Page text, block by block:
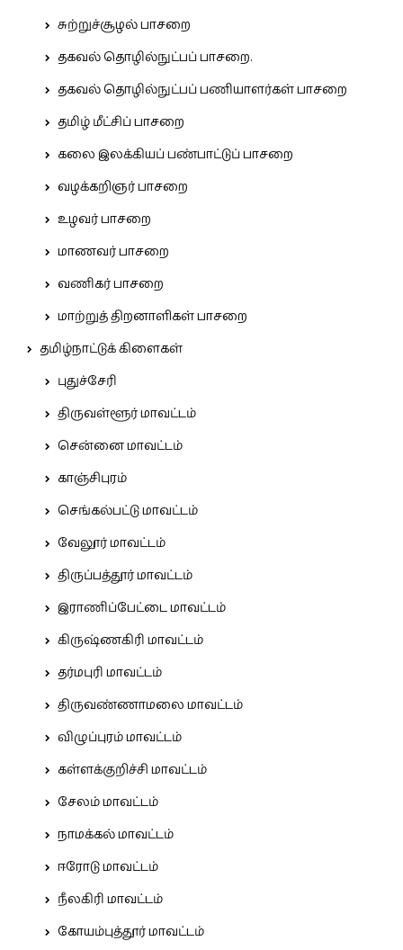
சுற்றுச்சூழல் பாசறை
தகவல் தொழில்நுட்பப் பாசறை.
தகவல் தொழில்நுட்பப் பணியாளர்கள் பாசறை
தமிழ் மீட்சிப் பாசறை
கலை இலக்கியப் பண்பாட்டுப் பாசறை
வழக்கறிஞர் பாசறை
உழவர் பாசறை
மாணவர் பாசறை
வணிகர் பாசறை
மாற்றுத் திறனாளிகள் பாசறை
தமிழ்நாட்டுக் கிளைகள்
புதுச்சேரி
திருவள்ளூர் மாவட்டம்
சென்னை மாவட்டம்
காஞ்சிபுரம்
செங்கல்பட்டு மாவட்டம்
வேலூர் மாவட்டம்
திருப்பத்தூர் மாவட்டம்
இராணிப்பேட்டை மாவட்டம்
கிருஷ்ணகிரி மாவட்டம்
தர்மபுரி மாவட்டம்
திருவண்ணாமலை மாவட்டம்
விழுப்புரம் மாவட்டம்
கள்ளக்குறிச்சி மாவட்டம்
சேலம் மாவட்டம்
நாமக்கல் மாவட்டம்
ஈரோடு மாவட்டம்
நீலகிரி மாவட்டம்
கோயம்புத்தூர் மாவட்டம்